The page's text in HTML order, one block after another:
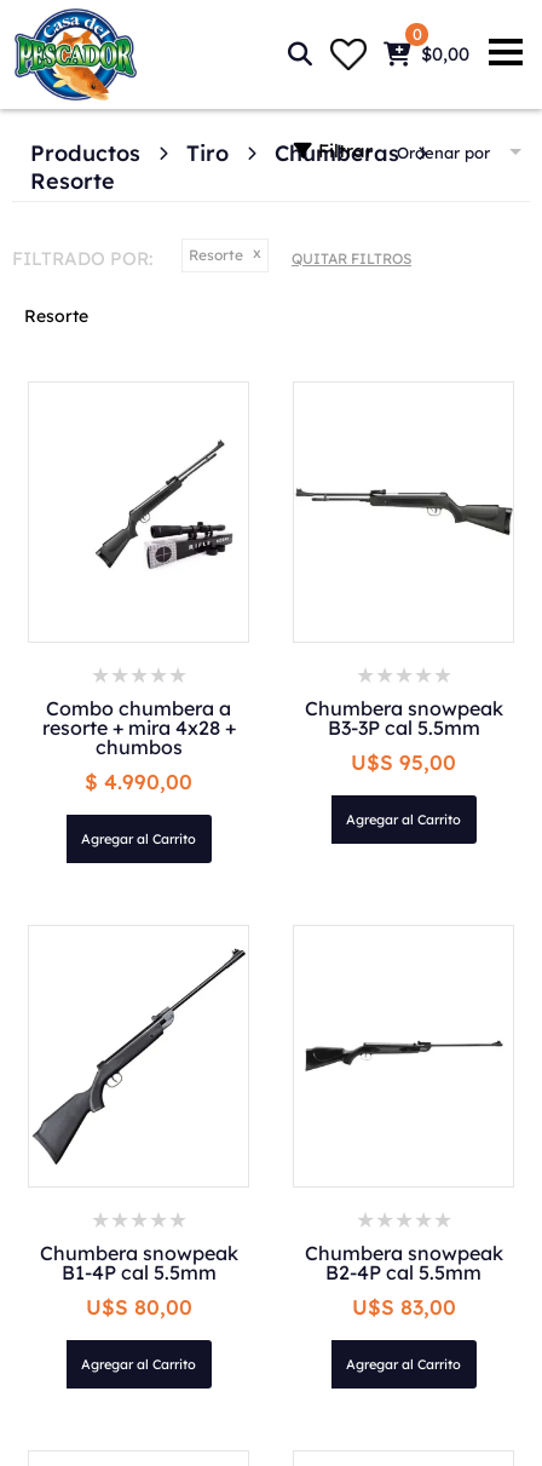
0
$0,00
Productos Tiro
Chumberas
Resorte
Filtrar Ordenar por
FILTRADO POR: Resorte QUITAR FILTROS
Resorte
Combo chumbera a
resorte + mira 4x28 +
chumbos
$ 4.990,00
Agregar al Carrito
Chumbera snowpeak
B3-3P cal 5.5mm
U$S 95,00
Agregar al Carrito
Chumbera snowpeak
B1-4P cal 5.5mm
U$S 80,00
Agregar al Carrito
Chumbera snowpeak
B2-4P cal 5.5mm
U$S 83,00
Agregar al Carrito